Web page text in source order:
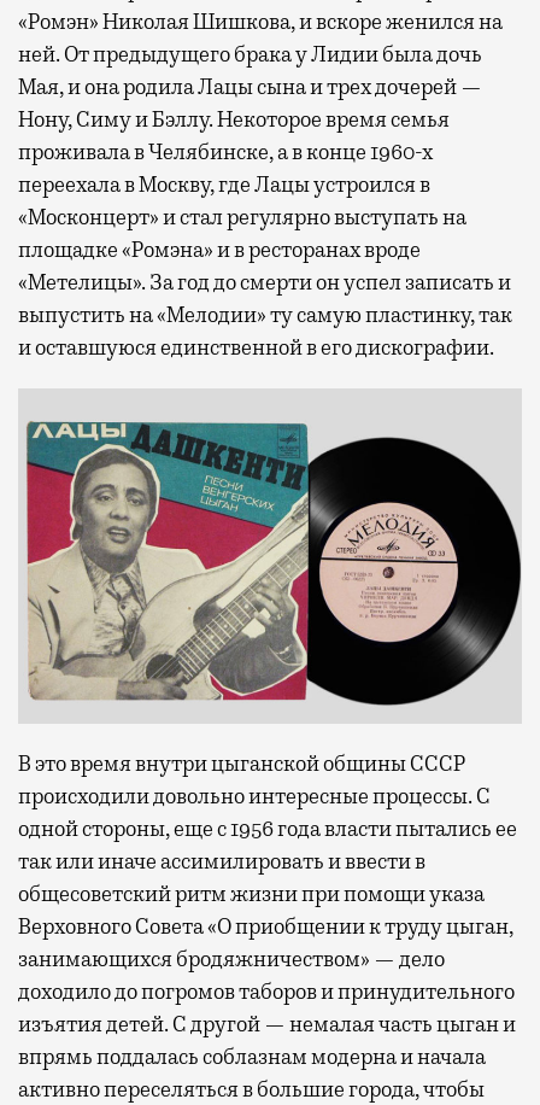
«Ромэн» Николая Шишкова, и вскоре женился на
ней. От предыдущего брака у Лидии была дочь
Мая, и она родила Лацы сына и трех дочерей —
Нону, Симу и Бэллу. Некоторое время семья
проживала в Челябинске, а в конце 1960-х
переехала в Москву, где Лацы устроился в
«Москонцерт» и стал регулярно выступать на
площадке «Ромэна» и в ресторанах вроде
«Метелицы». За год до смерти он успел записать и
выпустить на «Мелодии» ту самую пластинку, так
и оставшуюся единственной в его дискографии.
В это время внутри цыганской общины СССР
происходили довольно интересные процессы. С
одной стороны, еще с 1956 года власти пытались ее
так или иначе ассимилировать и ввести в
общесоветский ритм жизни при помощи указа
Верховного Совета «О приобщении к труду цыган,
занимающихся бродяжничеством» — дело
доходило до погромов таборов и принудительного
изъятия детей. С другой — немалая часть цыган и
впрямь поддалась соблазнам модерна и начала
активно переселяться в большие города, чтобы